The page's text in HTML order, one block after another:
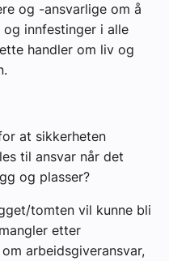
og -ansvarlige om å
innfestinger i alle
handler om liv og
at sikkerheten
til ansvar når det
og plasser?
tomten vil kunne bli
etter
arbeidsgiveransvar,